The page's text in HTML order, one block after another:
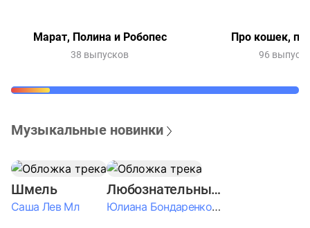
Марат, Полина и Робопес
38 выпусков
Про кошек,
96
Музыкальные новинки
Шмель
Саша Лев Мл
Любознательные Дети
Юлиана Бондаренко & Амелия Колпакова & Егор Егоров & Валерия Шевченко & Ксюша Косичкина